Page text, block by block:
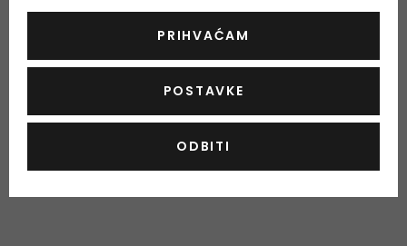
Prirodni proizvod
DA
Cruelty free
DA
PRIHVAĆAM
POSTAVKE
ODBITI